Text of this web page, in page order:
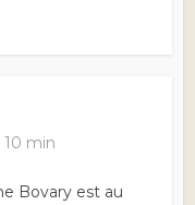
10 min
Bovary est au